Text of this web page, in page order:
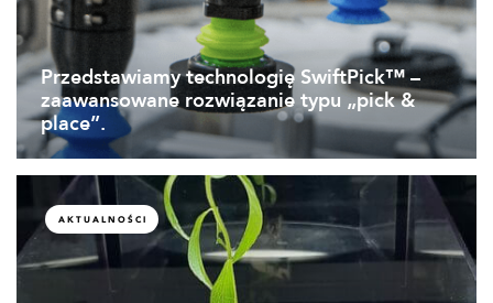
Przedstawiamy technologię SwiftPick™ –
zaawansowane rozwiązanie typu „pick &
place”.
AKTUALNOŚCI